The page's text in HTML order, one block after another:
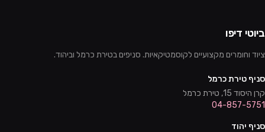
ביוטי דיפו
ציוד וחומרים מקצועיים לקוסמטיקאיות. סניפים בטירת כרמל וביהוד.
סניף טירת כרמל
קרן היסוד 15, טירת כרמל
04-857-5751
סניף יהוד